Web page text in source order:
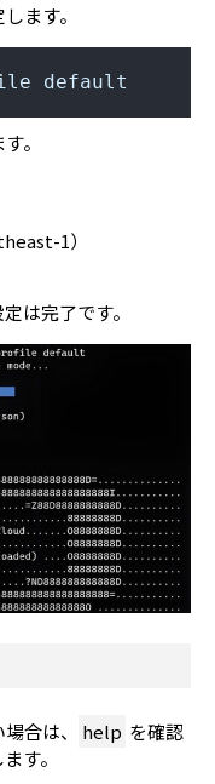
ます。
default
。
1）
は完了です。
合は、 help を確認
す。